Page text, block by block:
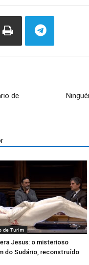
de
de Turim
Jesus: o misterioso
do Sudário, reconstruído